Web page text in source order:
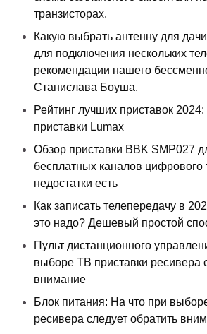
транзисторах.
Какую выбрать антенну для
для подключения нескольких
рекомендации нашего
Станислава Боуша.
Рейтинг лучших приставок
приставки Lumax
Обзор приставки BBK SMP027
бесплатных каналов цифрового
недостатки есть
Как записать телепередачу в
это надо? Дешевый простой
Пульт дистанционного
выборе ТВ приставки ресивера
внимание
Блок питания: На что при
ресивера следует обратить